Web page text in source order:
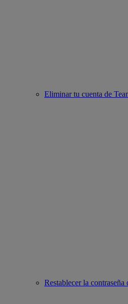
Eliminar tu cuenta de
Restablecer la